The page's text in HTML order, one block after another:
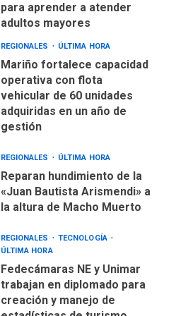
para aprender a atender
adultos mayores
REGIONALES ÚLTIMA HORA
Mariño fortalece capacidad
operativa con flota
vehicular de 60 unidades
adquiridas en un año de
gestión
REGIONALES ÚLTIMA HORA
Reparan hundimiento de la
«Juan Bautista Arismendi» a
la altura de Macho Muerto
REGIONALES
TECNOLOGÍA
ÚLTIMA HORA
Fedecámaras NE y Unimar
trabajan en diplomado para
creación y manejo de